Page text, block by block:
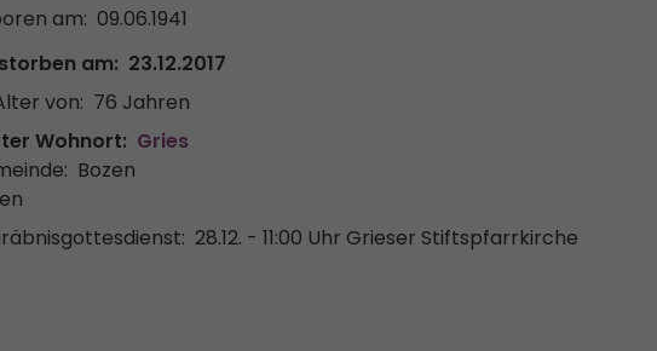
am: 09.06.1941
am: 23.12.2017
von: 76 Jahren
Wohnort: Gries
Bozen
28.12. - 11:00 Uhr Grieser Stiftspfarrkirche